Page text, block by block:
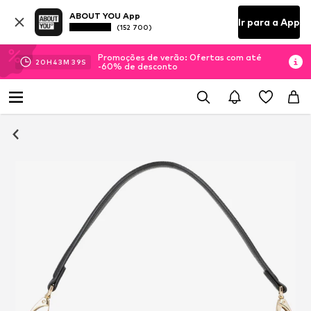
ABOUT YOU App
(152 700) Ir para a App
20H 43M 39S
Promoções de verão: Ofertas com até
-60% de desconto